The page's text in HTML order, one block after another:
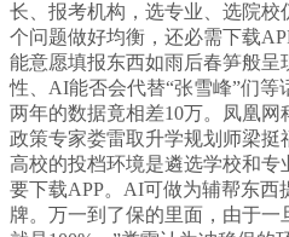
长、报考机构，选专业、选院
个问题做好均衡，还必需下载
能意愿填报东西如雨后春笋般
性、AI能否会代替“张雪峰”们等
两年的数据竟相差10万。凤凰
政策专家娄雷取升学规划师梁
高校的投档环境是遴选学校和
要下载APP。AI可做为辅帮东西
牌。万一到了保的里面，由于